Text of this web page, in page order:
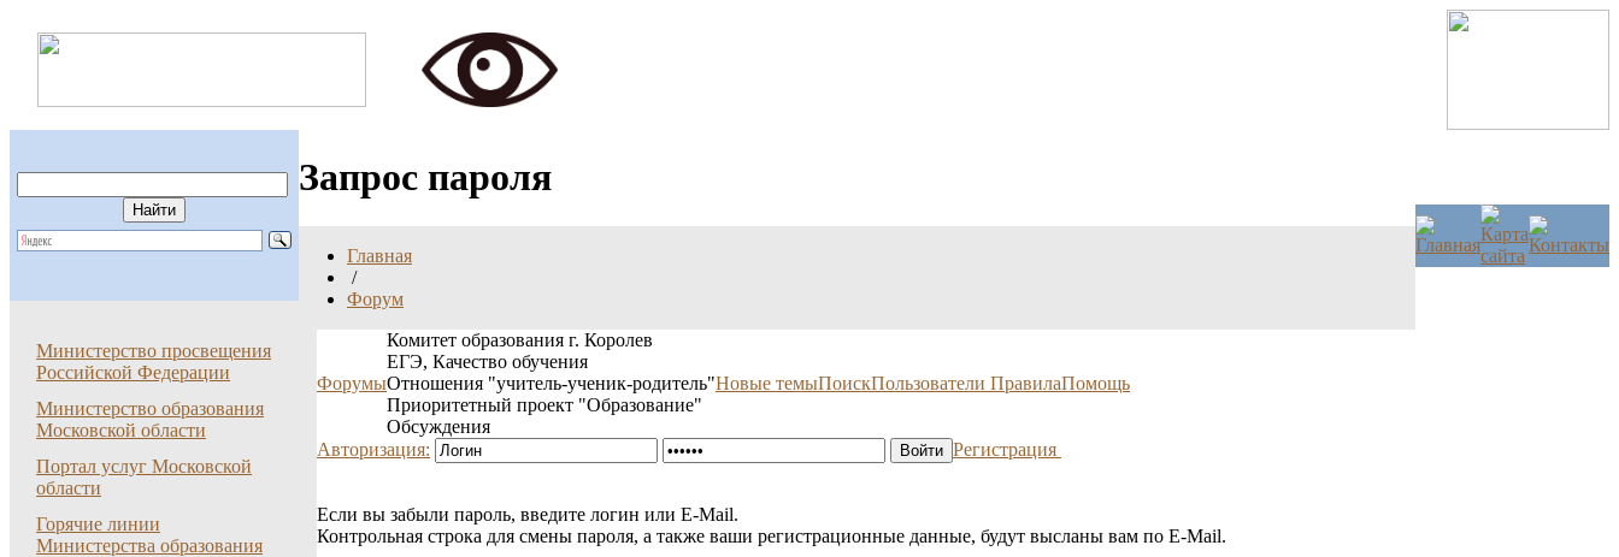
Запрос пароля
Главная
/
Форум
Министерство просвещения
Российской Федерации
Министерство образования
Московской области
Портал услуг Московской
области
Горячие линии
Министерства образования
Форумы
Комитет образования г. Королев
ЕГЭ, Качество обучения
Отношения "учитель-ученик-родитель"
Приоритетный проект "Образование"
Обсуждения
Новые темыПоискПользователи ПравилаПомощь
Авторизация: Регистрация
Если вы забыли пароль, введите логин или E-Mail.
Контрольная строка для смены пароля, а также ваши регистрационные данные, будут высланы вам по E-Mail.